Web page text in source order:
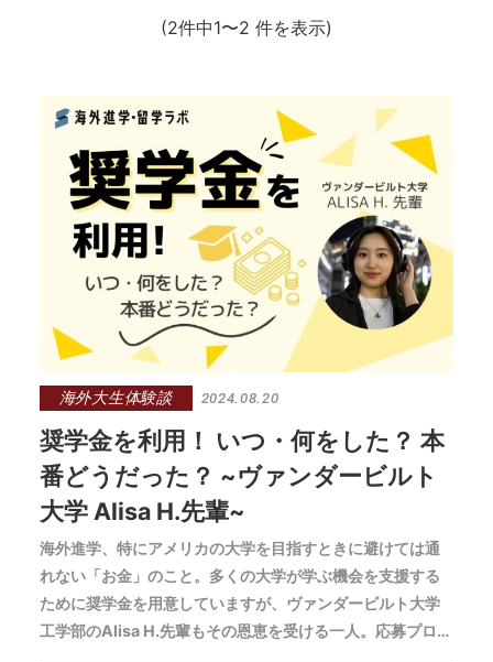
(2件中1〜2 件を表示)
海外大生体験談 2024.08.20
奨学金を利用！ いつ・何をした？ 本
番どうだった？ ~ヴァンダービルト
大学 Alisa H.先輩~
海外進学、特にアメリカの大学を目指すときに避けては通
れない「お金」のこと。多くの大学が学ぶ機会を支援する
ために奨学金を用意していますが、ヴァンダービルト大学
工学部のAlisa H.先輩もその恩恵を受ける一人。応募プロセ